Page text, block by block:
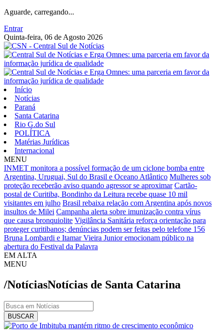
Aguarde, carregando...
Entrar
Quinta-feira, 06 de Agosto 2026
Início
Notícias
Paraná
Santa Catarina
Rio G.do Sul
POLÍTICA
Matérias Jurídicas
Internacional
MENU
INMET monitora a possível formação de um ciclone bomba entre
Argentina, Uruguai, Sul do Brasil e Oceano Atlântico Mulheres sob
proteção receberão aviso quando agressor se aproximar Cartão-
postal de Curitiba, Bondinho da Leitura recebe quase 10 mil
visitantes em julho Brasil rebaixa relação com Argentina após novos
insultos de Milei Campanha alerta sobre imunização contra vírus
que causa bronquiolite Vigilância Sanitária reforça orientação para
proteger curitibanos; denúncias podem ser feitas pelo telefone 156
Bruna Lombardi e Itamar Vieira Junior emocionam público na
abertura do Festival da Palavra
EM ALTA
MENU
/NotíciasNotícias de Santa Catarina
BUSCAR